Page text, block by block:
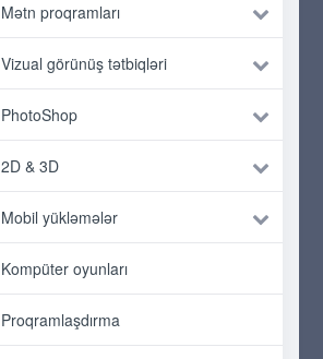
Mətn proqramları
Vizual görünüş tətbiqləri
PhotoShop
2D & 3D
Mobil yükləmələr
Kompüter oyunları
Proqramlaşdırma